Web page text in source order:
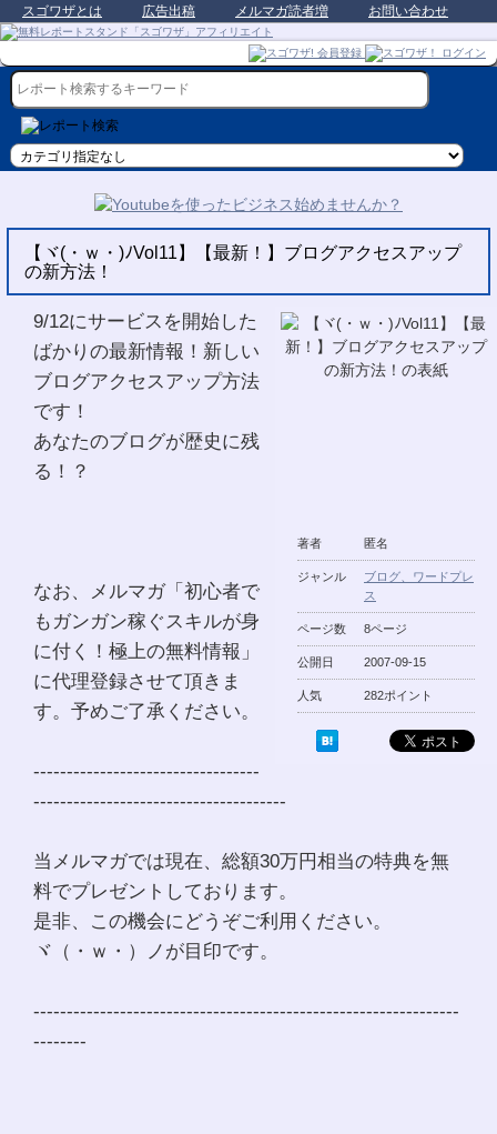
スゴワザとは 広告出稿 メルマガ読者増 お問い合わせ
【ヾ(・ｗ・)ﾉVol11】【最新！】ブログアクセスアップ
の新方法！
著者 匿名
ジャンル
ブログ、ワードプレ
ス
ページ数 8ページ
公開日 2007-09-15
人気 282ポイント
9/12にサービスを開始した
ばかりの最新情報！新しい
ブログアクセスアップ方法
です！
あなたのブログが歴史に残
る！？
なお、メルマガ「初心者で
もガンガン稼ぐスキルが身
に付く！極上の無料情報」
に代理登録させて頂きま
す。予めご了承ください。
----------------------------------
--------------------------------------
当メルマガでは現在、総額30万円相当の特典を無
料でプレゼントしております。
是非、この機会にどうぞご利用ください。
ヾ（・ｗ・）ノが目印です。
----------------------------------------------------------------
--------